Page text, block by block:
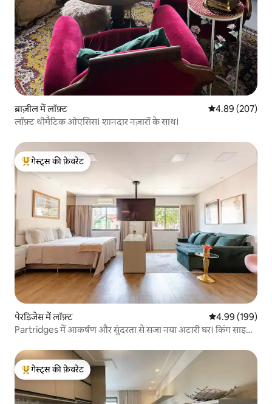
ब्राज़ील में लॉफ़्ट औसत रेटिंग 5 में से
4.89 (207)
लॉफ़्ट थीमैटिक ओएसिस। शानदार नज़ारों के साथ।
गेस्ट्स का टॉप फ़ेवरेट
गेस्ट्स की फ़ेवरेट
पेरडिजेस में लॉफ़्ट औसत रेटिंग 5 में से
4.99 (199)
Partridges में आकर्षण और सुंदरता से सजा नया अटारी घर। किंग साइज़
55 इंच टीवी, वाई - फ़ाई वाला आरामदायक और पूरी तरह से सुसज्जित
कमरा। बोर्बन शॉपिंग मॉल से 300M।
गेस्ट्स का टॉप फ़ेवरेट
गेस्ट्स की फ़ेवरेट